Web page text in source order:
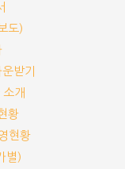
도)
받기
개
황
현황
별)